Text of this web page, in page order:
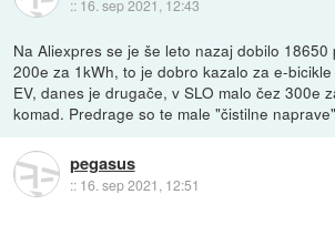
:: 16. sep 2021, 12:43
Na Aliexpres se je še leto nazaj dobilo 18650
200e za 1kWh, to je dobro kazalo za e-
EV, danes je drugače, v SLO malo čez 300e
komad. Predrage so te male "čistilne
pegasus
:: 16. sep 2021, 12:51